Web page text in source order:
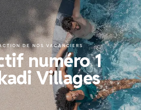
DE NOS VACANCIERS
numéro 1
Villages